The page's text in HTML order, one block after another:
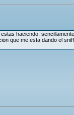
haciendo,
que me esta dando el